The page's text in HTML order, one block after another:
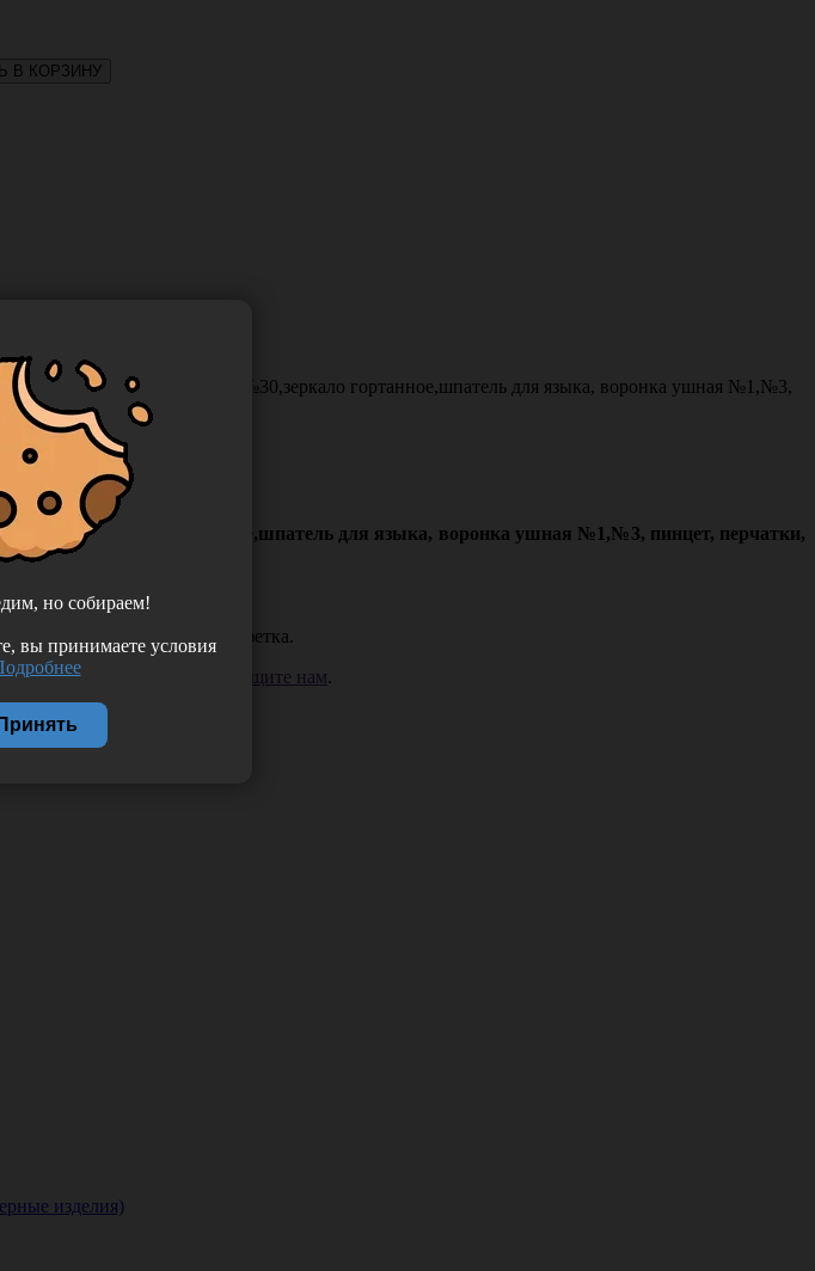
В КОРЗИНУ
тип 1 (зеркало носовое №30,зеркало гортанное,шпатель для языка, воронка ушная №1,№3,
№30,зеркало гортанное,шпатель для языка, воронка ушная №1,№3, пинцет, перчатки,
№3, пинцет, перчатки, салфетка.
такую проблему —
сообщите нам.
изделия)
но собираем!
вы принимаете условия
Принять